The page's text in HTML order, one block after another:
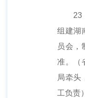
23．
组建湖
员会，
准。（
局牵头
工负责）